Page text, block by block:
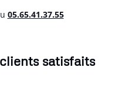
05.65.41.37.55
satisfaits